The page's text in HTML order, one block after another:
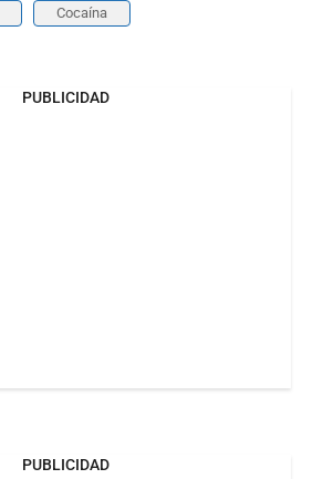
Cocaína
PUBLICIDAD
PUBLICIDAD